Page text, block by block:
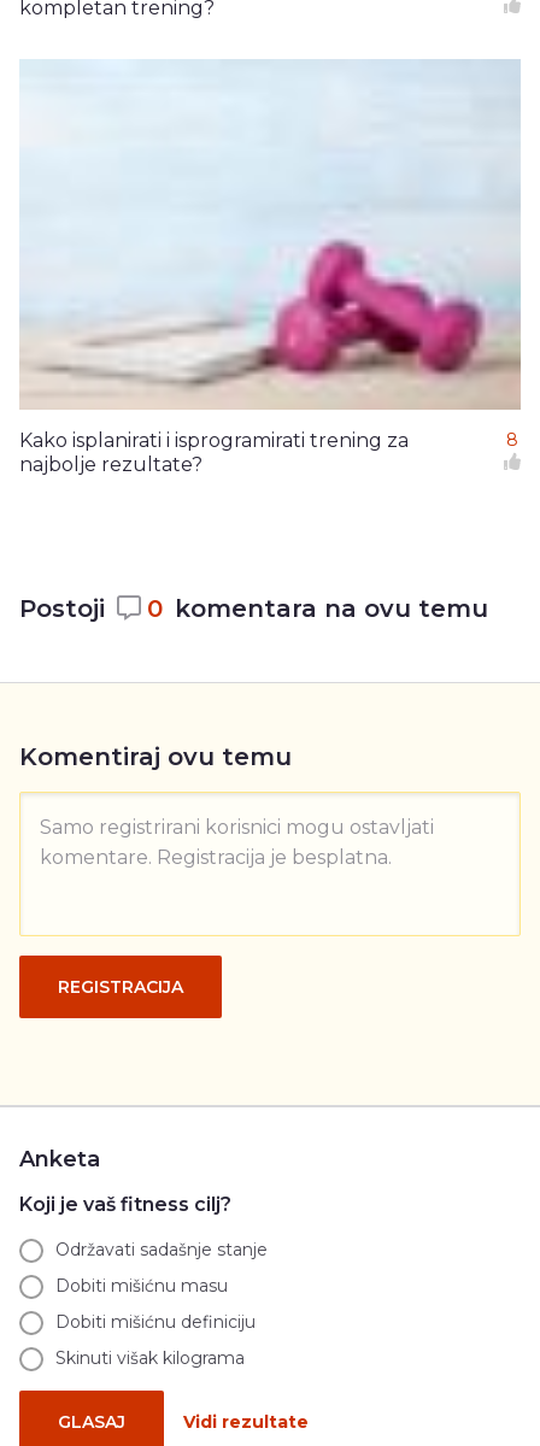
kompletan trening?
Kako isplanirati i isprogramirati trening za
najbolje rezultate?
8
Postoji 0 komentara na ovu temu
Komentiraj ovu temu
Samo registrirani korisnici mogu ostavljati
komentare. Registracija je besplatna.
REGISTRACIJA
Anketa
Koji je vaš fitness cilj?
Održavati sadašnje stanje
Dobiti mišićnu masu
Dobiti mišićnu definiciju
Skinuti višak kilograma
GLASAJ Vidi rezultate